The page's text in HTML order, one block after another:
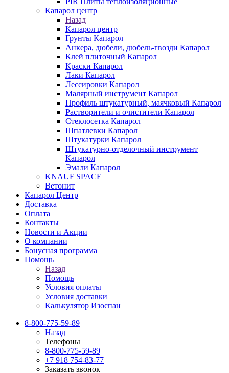
Капарол центр
Назад
Капарол центр
Грунты Капарол
Анкера, дюбели, дюбель-гвозди Капарол
Клей плиточный Капарол
Краски Капарол
Лаки Капарол
Лессировки Капарол
Малярный инструмент Капарол
Профиль штукатурный, маячковый Капарол
Растворители и очистители Капарол
Cтеклосетка Капарол
Шпатлевки Капарол
Штукатурки Капарол
Штукатурно-отделочный инструмент
Капарол
Эмали Капарол
KNAUF SPACE
Ветонит
Капарол Центр
Доставка
Оплата
Контакты
Новости и Акции
О компании
Бонусная программа
Помощь
Назад
Помощь
Условия оплаты
Условия доставки
Калькулятор Изоспан
8-800-775-59-89
Назад
Телефоны
8-800-775-59-89
+7 918 754-83-77
Заказать звонок